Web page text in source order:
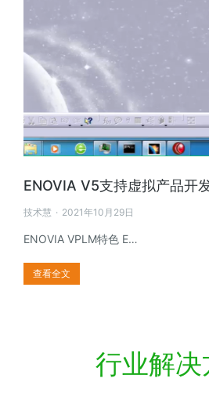
ENOVIA V5支持虚拟产品开
技术慧 2021年10月29日
ENOVIA VPLM特色 E…
查看全文
行业解决